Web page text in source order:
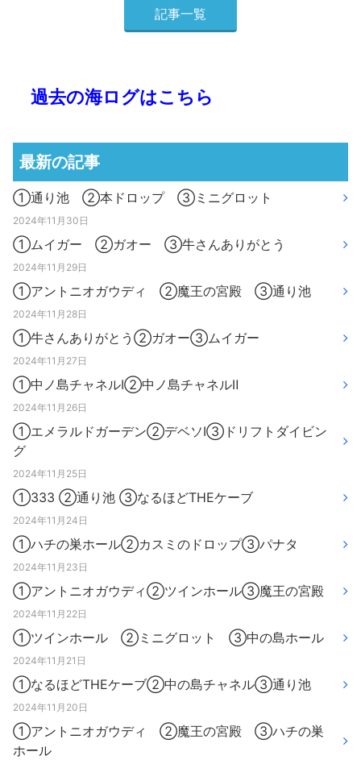
記事一覧
過去の海ログはこちら
最新の記事
①通り池 ②本ドロップ ③ミニグロット
2024年11月30日
①ムイガー ②ガオー ③牛さんありがとう
2024年11月29日
①アントニオガウディ ②魔王の宮殿 ③通り池
2024年11月28日
①牛さんありがとう②ガオー③ムイガー
2024年11月27日
①中ノ島チャネルⅠ②中ノ島チャネルⅡ
2024年11月26日
①エメラルドガーデン②デベソⅠ③ドリフトダイビン
グ
2024年11月25日
①333 ②通り池 ③なるほどTHEケーブ
2024年11月24日
①ハチの巣ホール②カスミのドロップ③パナタ
2024年11月23日
①アントニオガウディ②ツインホール③魔王の宮殿
2024年11月22日
①ツインホール ②ミニグロット ③中の島ホール
2024年11月21日
①なるほどTHEケーブ②中の島チャネル③通り池
2024年11月20日
①アントニオガウディ ②魔王の宮殿 ③ハチの巣
ホール